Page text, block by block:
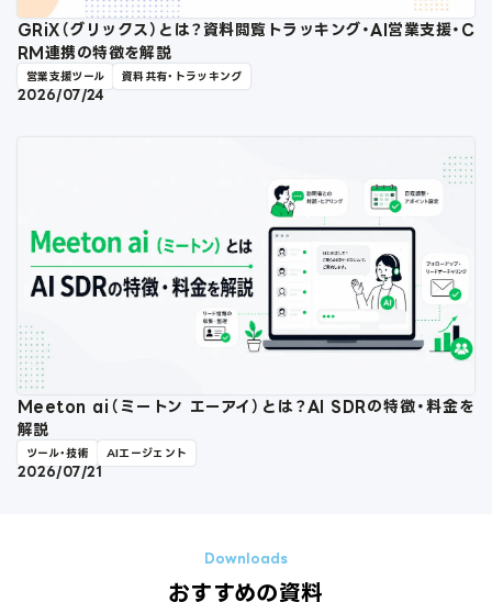
GRiX（グリックス）とは？資料閲覧トラッキング・AI営業支援・C
RM連携の特徴を解説
営業支援ツール 資料共有・トラッキング
2026/07/24
Meeton ai（ミートン エーアイ）とは？AI SDRの特徴・料金を
解説
ツール・技術 AIエージェント
2026/07/21
おすすめの資料